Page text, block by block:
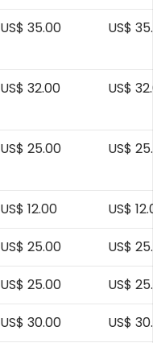
US$ 35.00 US$
US$ 32.00 US$
US$ 25.00 US$
US$ 12.00 US$
US$ 25.00 US$
US$ 25.00 US$
US$ 30.00 US$